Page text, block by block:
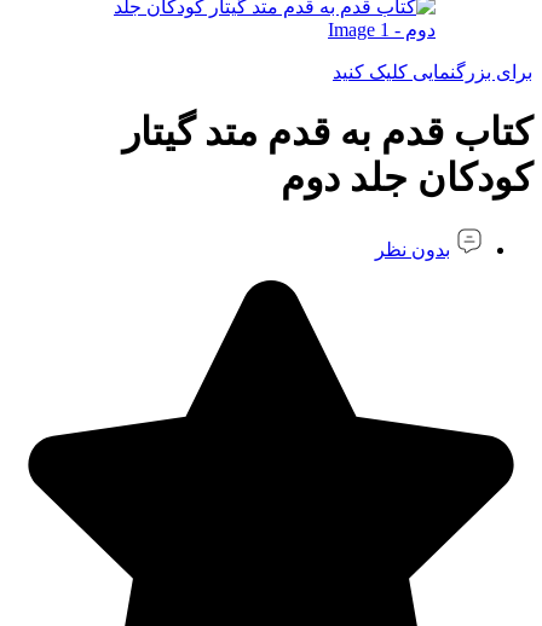
برای بزرگنمایی کلیک کنید
کتاب قدم به قدم متد گیتار
کودکان جلد دوم
بدون نظر